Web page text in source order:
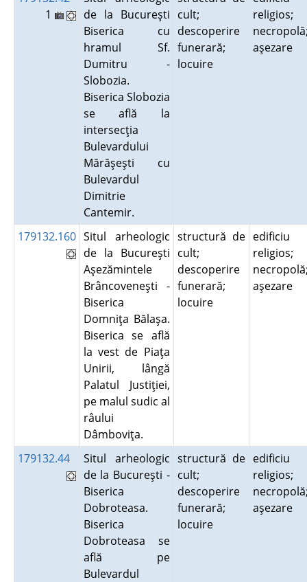
1
de la Bucureşti
Biserica cu
hramul Sf.
Dumitru -
Slobozia.
Biserica Slobozia
se află la
intersecţia
Bulevardului
Mărăşeşti cu
Bulevardul
Dimitrie
Cantemir.
cult;
descoperire
funerară;
locuire
religios;
aşezare
179132.160 Situl arheologic
de la Bucureşti
Aşezămintele
Brâncoveneşti -
Biserica
Domniţa Bălaşa.
Biserica se află
la vest de Piaţa
Unirii, lângă
Palatul Justiţiei,
pe malul sudic al
râului
Dâmboviţa.
structură de
cult;
descoperire
funerară;
locuire
edificiu
religios;
aşezare
179132.44
Situl arheologic
de la Bucureşti -
Biserica
Dobroteasa.
Biserica
Dobroteasa se
află pe
Bulevardul
structură de
cult;
descoperire
funerară;
locuire
edificiu
religios;
aşezare